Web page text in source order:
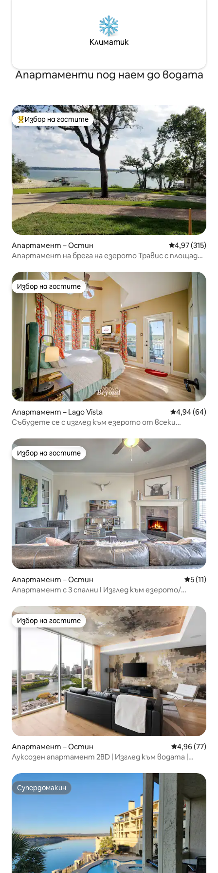
Климатик
Апартаменти под наем до водата
Най-популярен избор на гостите
Избор на гостите
Апартамент – Остин Средна
4,97 (315)
Апартамент на брега на езерото Травис с площадка
Избор на гостите
Избор на гостите
Апартамент – Lago Vista Средна
4,94 (64)
Събудете се с изглед към езерото от всеки
Избор на гостите
Избор на гостите
Апартамент – Остин Средна
5 (11)
Апартамент с 3 спални I Изглед към езерото/
Избор на гостите
Избор на гостите
Апартамент – Остин Средна
4,96 (77)
Луксозен апартамент 2BD | Изглед към водата |
Супердомакин
Супердомакин